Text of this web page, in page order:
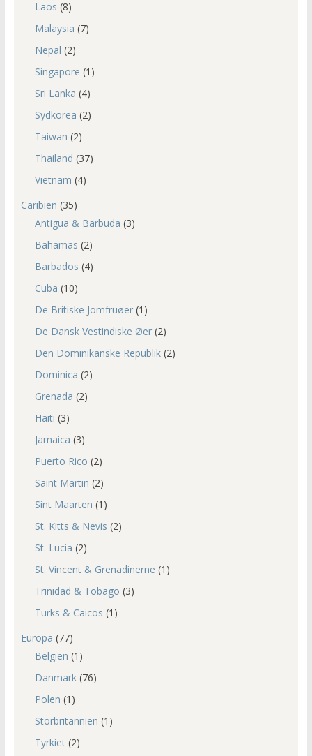
Laos (8)
Malaysia (7)
Nepal (2)
Singapore (1)
Sri Lanka (4)
Sydkorea (2)
Taiwan (2)
Thailand (37)
Vietnam (4)
Caribien (35)
Antigua & Barbuda (3)
Bahamas (2)
Barbados (4)
Cuba (10)
De Britiske Jomfruøer(1)
De Dansk Vestindiske Øer(2)
Den Dominikanske Republik(2)
Dominica (2)
Grenada (2)
Haiti (3)
Jamaica (3)
Puerto Rico (2)
Saint Martin (2)
Sint Maarten (1)
St. Kitts & Nevis (2)
St. Lucia (2)
St. Vincent & Grenadinerne (1)
Trinidad & Tobago (3)
Turks & Caicos (1)
Europa (77)
Belgien (1)
Danmark(76)
Polen (1)
Storbritannien (1)
Tyrkiet(2)